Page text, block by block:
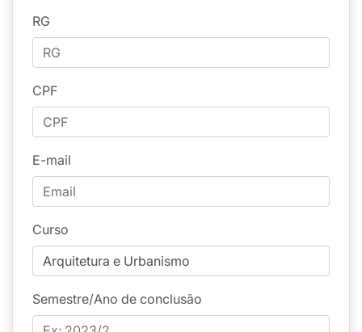
RG
CPF
E-mail
Curso
Semestre/Ano de conclusão